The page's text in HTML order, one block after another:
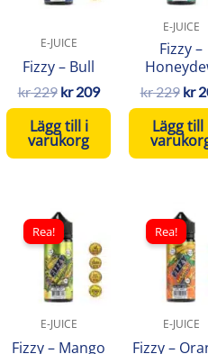
E-JUICE
Fizzy – Bull
kr229 kr209
Lägg till i
varukorg
E-JUICE
Fizzy –
kr229 kr
Lägg till
Rea!
E-JUICE
Fizzy – Mango
Det
ursprungliga
priset
var:
kr 229.
nuvarande
priset
är:
kr 209.
Rea!
E-JUICE
Fizzy –
Det
var:
kr